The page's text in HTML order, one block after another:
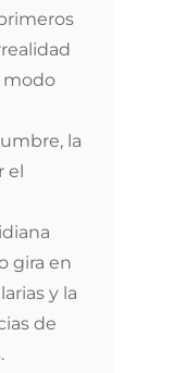
modo
la
el
gira en
y la
de